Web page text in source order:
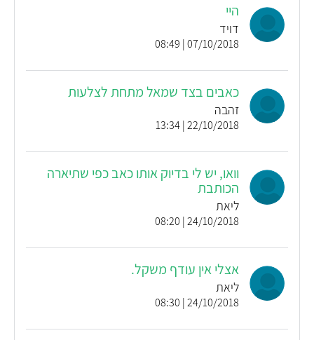
היי
דויד
07/10/2018 | 08:49
כאבים בצד שמאל מתחת לצלעות
זהבה
22/10/2018 | 13:34
וואו, יש לי בדיוק אותו כאב כפי שתיארה
הכותבת
ליאת
24/10/2018 | 08:20
אצלי אין עודף משקל.
ליאת
24/10/2018 | 08:30